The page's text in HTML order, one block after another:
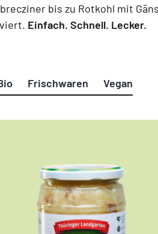
bis zu Rotkohl mit
Einfach. Schnell. Lecker.
Frischwaren Vegan